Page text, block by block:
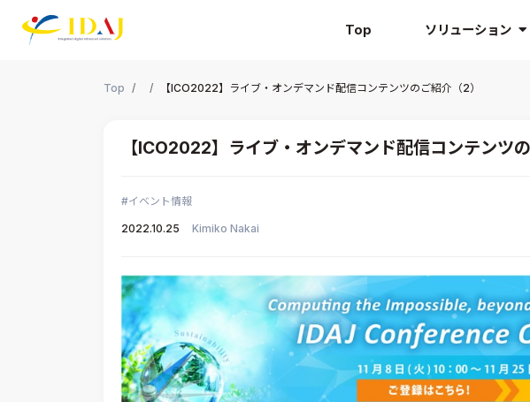
Top ソリューション
Top 【ICO2022】ライブ・オンデマンド配信コンテンツのご紹介（2）
【ICO2022】ライブ・オンデマンド配信コンテンツの
イベント情報
2022.10.25 Kimiko Nakai